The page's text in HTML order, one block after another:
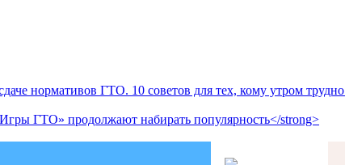
нормативов ГТО. 10 советов для тех, кому утром трудно
ГТО» продолжают набирать популярность</strong>